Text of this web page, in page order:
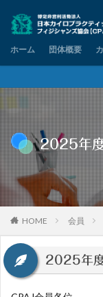
ホーム 団体概要
2025年
HOME 会員
2025年